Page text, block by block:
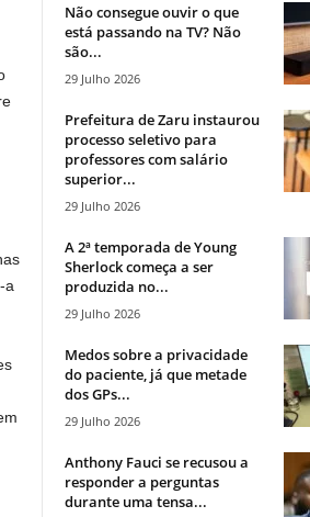
a
Não consegue ouvir o que
está passando na TV? Não
são...
29 Julho 2026
Prefeitura de Zaru instaurou
processo seletivo para
professores com salário
superior...
29 Julho 2026
A 2ª temporada de Young
Sherlock começa a ser
produzida no...
29 Julho 2026
Medos sobre a privacidade
do paciente, já que metade
dos GPs...
29 Julho 2026
Anthony Fauci se recusou a
responder a perguntas
durante uma tensa...